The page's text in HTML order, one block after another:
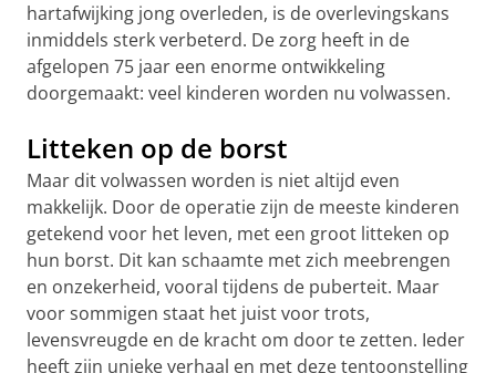
hartafwijking jong overleden, is de overlevingskans
inmiddels sterk verbeterd. De zorg heeft in de
afgelopen 75 jaar een enorme ontwikkeling
doorgemaakt: veel kinderen worden nu volwassen.
Litteken op de borst
Maar dit volwassen worden is niet altijd even
makkelijk. Door de operatie zijn de meeste kinderen
getekend voor het leven, met een groot litteken op
hun borst. Dit kan schaamte met zich meebrengen
en onzekerheid, vooral tijdens de puberteit. Maar
voor sommigen staat het juist voor trots,
levensvreugde en de kracht om door te zetten. Ieder
heeft zijn unieke verhaal en met deze tentoonstelling